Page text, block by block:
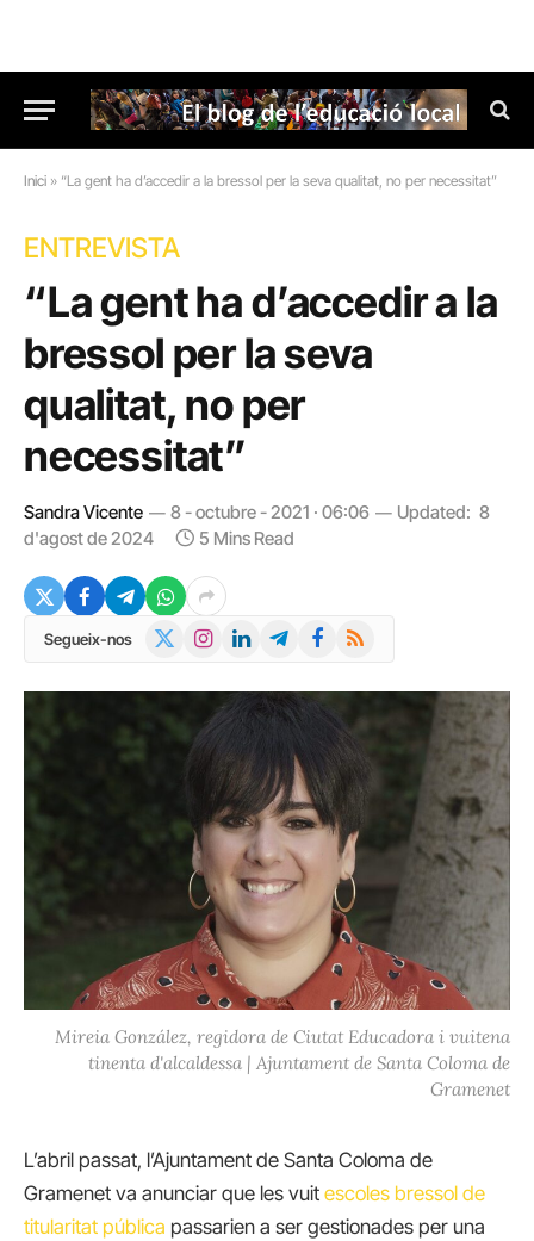
Inici » “La gent ha d’accedir a la bressol per la seva qualitat, no per necessitat”
ENTREVISTA
“La gent ha d’accedir a la
bressol per la seva
qualitat, no per
necessitat”
Sandra Vicente 8 - octubre - 2021 · 06:06 Updated: 8
d'agost de 2024
5 Mins Read
Segueix-nos InstagramLinkedInTelegramFacebook
RSS
Mireia González, regidora de Ciutat Educadora i vuitena
tinenta d'alcaldessa | Ajuntament de Santa Coloma de
Gramenet
L’abril passat, l’Ajuntament de Santa Coloma de
Gramenet va anunciar que les vuit escoles bressol de
titularitat pública passarien a ser gestionades per una